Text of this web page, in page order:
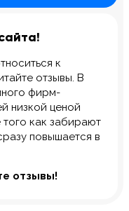
к
отзывы. В
фирм-
низкой ценой
как забирают
повышается в
отзывы!